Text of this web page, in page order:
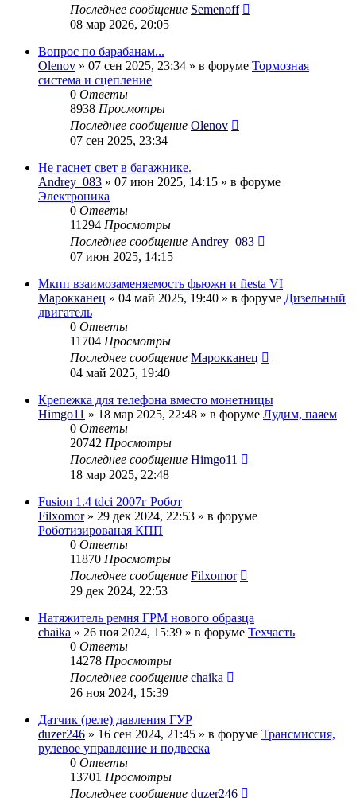
Последнее сообщение Semenoff
08 мар 2026, 20:05
Вопрос по барабанам...
Olenov » 07 сен 2025, 23:34 » в форуме Тормозная
система и сцепление
0 Ответы
8938 Просмотры
Последнее сообщение Olenov
07 сен 2025, 23:34
Не гаснет свет в багажнике.
Andrey_083 » 07 июн 2025, 14:15 » в форуме
Электроника
0 Ответы
11294 Просмотры
Последнее сообщение Andrey_083
07 июн 2025, 14:15
Мкпп взаимозаменяемость фьюжн и fiesta VI
Марокканец » 04 май 2025, 19:40 » в форуме Дизельный
двигатель
0 Ответы
11704 Просмотры
Последнее сообщение Марокканец
04 май 2025, 19:40
Крепежка для телефона вместо монетницы
Himgo11 » 18 мар 2025, 22:48 » в форуме Лудим, паяем
0 Ответы
20742 Просмотры
Последнее сообщение Himgo11
18 мар 2025, 22:48
Fusion 1.4 tdci 2007г Робот
Filxomor» 29 дек 2024, 22:53 » в форуме
Роботизированая КПП
0 Ответы
11870 Просмотры
Последнее сообщение Filxomor
29 дек 2024, 22:53
Натяжитель ремня ГРМ нового образца
chaika » 26 ноя 2024, 15:39 » в форуме Техчасть
0 Ответы
14278 Просмотры
Последнее сообщение chaika
26 ноя 2024, 15:39
Датчик (реле) давления ГУР
duzer246 » 16 сен 2024, 21:45 » в форуме Трансмиссия,
рулевое управление и подвеска
0 Ответы
13701 Просмотры
Последнее сообщение duzer246